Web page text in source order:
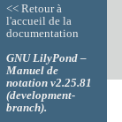
<< Retour à
l'accueil de la
documentation
GNU LilyPond –
Manuel de
notation v2.25.81
(development-
branch).